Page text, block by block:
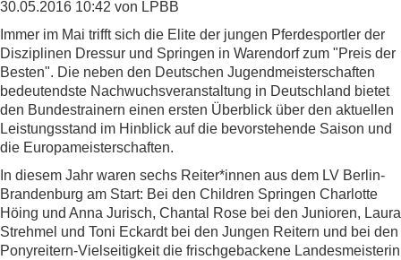
30.05.2016 10:42 von LPBB
Immer im Mai trifft sich die Elite der jungen Pferdesportler der
Disziplinen Dressur und Springen in Warendorf zum "Preis der
Besten". Die neben den Deutschen Jugendmeisterschaften
bedeutendste Nachwuchsveranstaltung in Deutschland bietet
den Bundestrainern einen ersten Überblick über den aktuellen
Leistungsstand im Hinblick auf die bevorstehende Saison und
die Europameisterschaften.
In diesem Jahr waren sechs Reiter*innen aus dem LV Berlin-
Brandenburg am Start: Bei den Children Springen Charlotte
Höing und Anna Jurisch, Chantal Rose bei den Junioren, Laura
Strehmel und Toni Eckardt bei den Jungen Reitern und bei den
Ponyreitern-Vielseitigkeit die frischgebackene Landesmeisterin